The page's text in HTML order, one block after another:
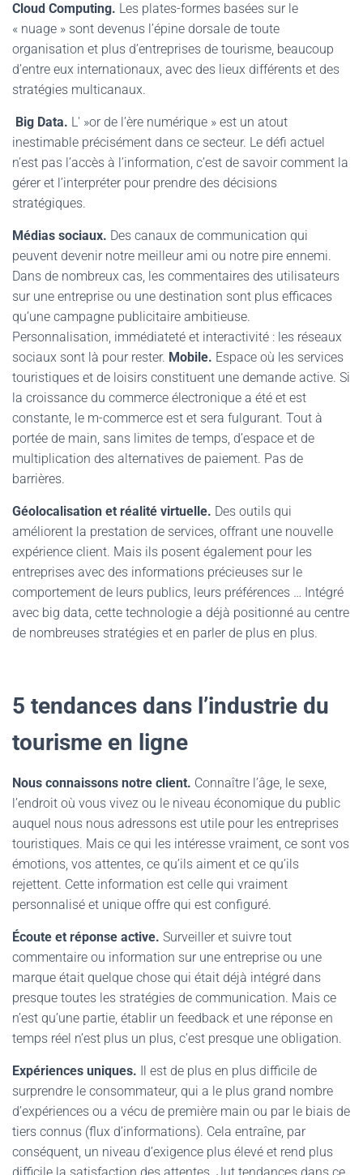
Cloud Computing. Les plates-formes basées sur le
« nuage » sont devenus l’épine dorsale de toute
organisation et plus d’entreprises de tourisme, beaucoup
d’entre eux internationaux, avec des lieux différents et des
stratégies multicanaux.
Big Data. L' »or de l’ère numérique » est un atout
inestimable précisément dans ce secteur. Le défi actuel
n’est pas l’accès à l’information, c’est de savoir comment la
gérer et l’interpréter pour prendre des décisions
stratégiques.
Médias sociaux. Des canaux de communication qui
peuvent devenir notre meilleur ami ou notre pire ennemi.
Dans de nombreux cas, les commentaires des utilisateurs
sur une entreprise ou une destination sont plus efficaces
qu’une campagne publicitaire ambitieuse.
Personnalisation, immédiateté et interactivité : les réseaux
sociaux sont là pour rester. Mobile. Espace où les services
touristiques et de loisirs constituent une demande active. Si
la croissance du commerce électronique a été et est
constante, le m-commerce est et sera fulgurant. Tout à
portée de main, sans limites de temps, d’espace et de
multiplication des alternatives de paiement. Pas de
barrières.
Géolocalisation et réalité virtuelle. Des outils qui
améliorent la prestation de services, offrant une nouvelle
expérience client. Mais ils posent également pour les
entreprises avec des informations précieuses sur le
comportement de leurs publics, leurs préférences … Intégré
avec big data, cette technologie a déjà positionné au centre
de nombreuses stratégies et en parler de plus en plus.
5 tendances dans l’industrie du
tourisme en ligne
Nous connaissons notre client. Connaître l’âge, le sexe,
l’endroit où vous vivez ou le niveau économique du public
auquel nous nous adressons est utile pour les entreprises
touristiques. Mais ce qui les intéresse vraiment, ce sont vos
émotions, vos attentes, ce qu’ils aiment et ce qu’ils
rejettent. Cette information est celle qui vraiment
personnalisé et unique offre qui est configuré.
Écoute et réponse active. Surveiller et suivre tout
commentaire ou information sur une entreprise ou une
marque était quelque chose qui était déjà intégré dans
presque toutes les stratégies de communication. Mais ce
n’est qu’une partie, établir un feedback et une réponse en
temps réel n’est plus un plus, c’est presque une obligation.
Expériences uniques. Il est de plus en plus difficile de
surprendre le consommateur, qui a le plus grand nombre
d’expériences ou a vécu de première main ou par le biais de
tiers connus (flux d’informations). Cela entraîne, par
conséquent, un niveau d’exigence plus élevé et rend plus